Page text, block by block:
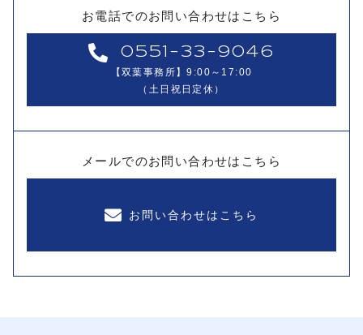
お電話でのお問い合わせはこちら
0551-33-9046
【双葉事務所】9:00～17:00
（土日祝日定休）
メールでのお問い合わせはこちら
お問い合わせはこちら